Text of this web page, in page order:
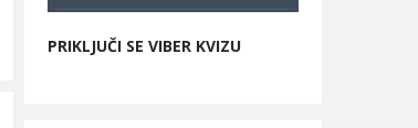
PRIKLJUČI SE VIBER KVIZU